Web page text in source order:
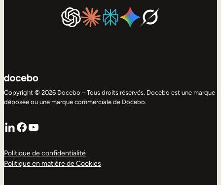
Copyright © 2026 Docebo – Tous droits réservés. Docebo est une marque
déposée ou une marque commerciale de Docebo.
LinkedIn
Facebook
YouTube
Politique de confidentialité
Politique en matière de Cookies